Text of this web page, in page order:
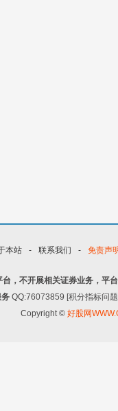
本站 - 联系我们 - 免责声
，不开展相关证券业务，平
QQ:76073859 [积分指标问
Copyright © 好股网